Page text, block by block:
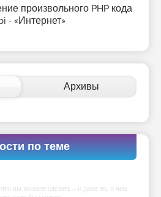
произвольного PHP кода
- «Интернет»
Архивы
по теме
вы можете сделать – и даже то, о чем